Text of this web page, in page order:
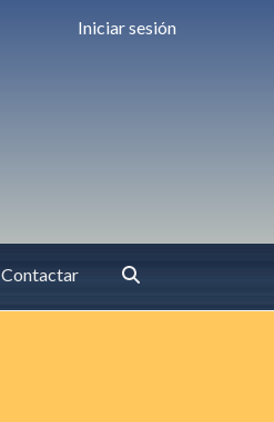
Iniciar sesión
Contactar